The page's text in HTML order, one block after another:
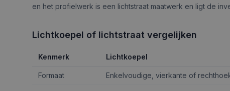
en het profielwerk is een lichtstraat maatwerk en ligt de
Lichtkoepel of lichtstraat vergelijken
Kenmerk Lichtkoepel
Formaat Enkelvoudige, vierkante of